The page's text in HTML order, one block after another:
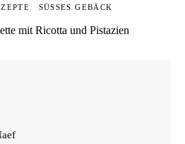
SÜSSES GEBÄCK
mit Ricotta und Pistazien